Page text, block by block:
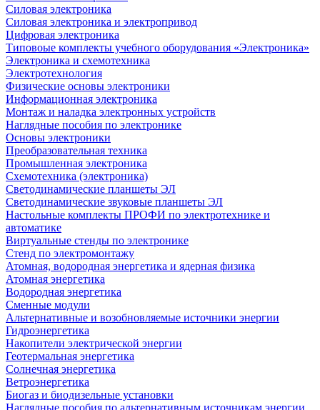
Cиловая электроника
Cиловая электроника и электропривод
Цифровая электроника
Типовоые комплекты учебного оборудования «Электроника»
Электроника и схемотехника
Электротехнология
Физические основы электроники
Информационная электроника
Монтаж и наладка электронных устройств
Наглядные пособия по электронике
Основы электроники
Преобразовательная техника
Промышленная электроника
Схемотехника (электроника)
Светодинамические планшеты ЭЛ
Светодинамические звуковые планшеты ЭЛ
Настольные комплекты ПРОФИ по электротехнике и
автоматике
Виртуальные стенды по электронике
Стенд по электромонтажу
Атомная, водородная энергетика и ядерная физика
Атомная энергетика
Водородная энергетика
Сменные модули
Альтернативные и возобновляемые источники энергии
Гидроэнергетика
Накопители электрической энергии
Геотермальная энергетика
Солнечная энергетика
Ветроэнергетика
Биогаз и биодизельные установки
Наглядные пособия по альтернативным источникам энергии